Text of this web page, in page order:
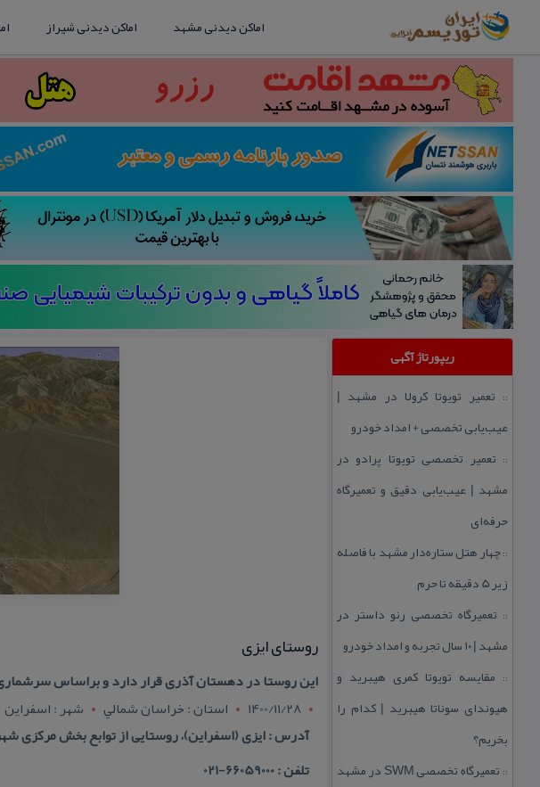
اماکن دیدنی مشهد اماکن دیدنی شیراز
ریپورتاژ آگهی
:: تعمیر تویوتا كرولا در مشهد |
عیب‌یابی تخصصی + امداد خودرو
:: تعمیر تخصصی تویوتا پرادو در
مشهد | عیب‌یابی دقیق و تعمیرگاه
حرفه‌ای
::چهار هتل‌ ستاره‌دار مشهد با فاصله
زیر 5 دقیقه تا حرم
:: تعمیرگاه تخصصی رنو داستر در
مشهد | ۱۰ سال تجربه و امداد خودرو
:: مقایسه تویوتا كمری هیبرید و
هیوندای سوناتا هیبرید | كدام را
بخریم؟
::
تعمیرگاه تخصصی SWM در مشهد
روستای ایزی
این روستا در دهستان آذری قرار دارد و براساس سرشماری مركز آمار ایران در سال ۱۳۸۵،
1400/11/28
استان : خراسان شمالي شهر : اسفراين
آدرس : ایزی (اسفراین)، روستایی از توابع بخش مركزی
تلفن : 66059000-021